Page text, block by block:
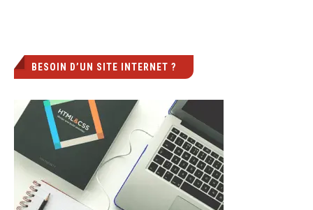
BESOIN D’UN SITE INTERNET ?